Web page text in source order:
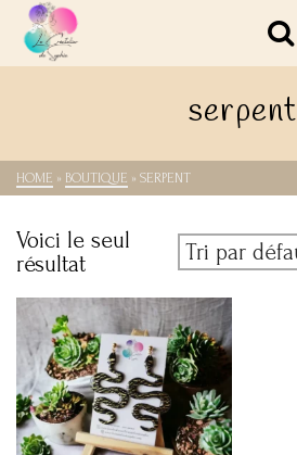
serpent
HOME » BOUTIQUE » SERPENT
Voici le seul
résultat